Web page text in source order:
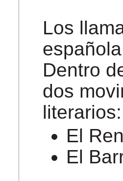
Los
Dentro
dos
literarios:
El
El